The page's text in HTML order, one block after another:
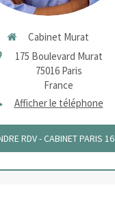
Cabinet Murat
175 Boulevard Murat
75016 Paris
France
Afficher le téléphone
RDV - CABINET PARIS 16